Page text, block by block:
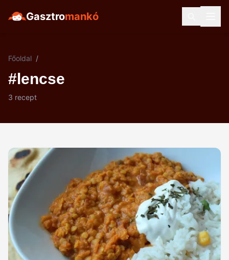
Gasztromankó
Főoldal /
#lencse
3 recept